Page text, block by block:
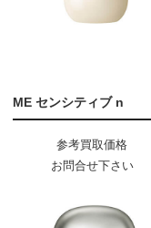
ME センシティブ n
参考買取価格
お問合せ下さい